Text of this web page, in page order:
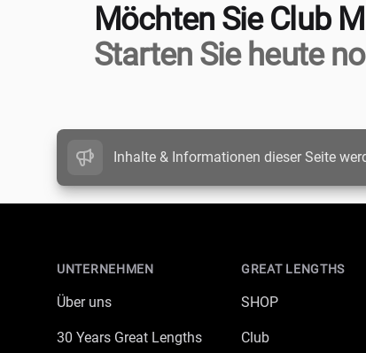
Möchten Sie Club
Starten Sie heute
Inhalte & Informationen dieser Seite
UNTERNEHMEN
Über uns
30 Years Great Lengths
GREAT LENGTHS
SHOP
Club